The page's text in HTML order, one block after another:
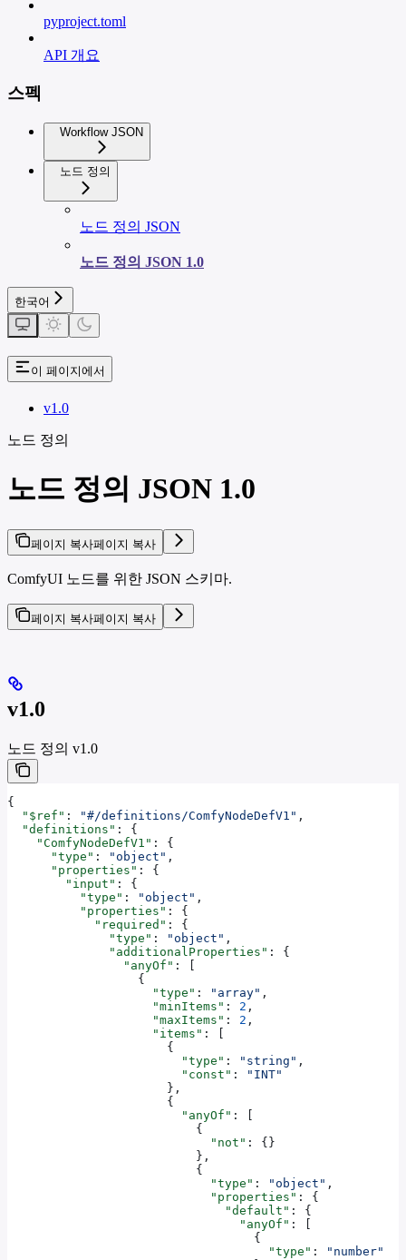
pyproject.toml
API 개요
스펙
Workflow JSON
노드 정의
노드 정의 JSON
노드 정의 JSON 1.0
한국어
이 페이지에서
v1.0
노드 정의
노드 정의 JSON 1.0
페이지 복사페이지 복사
ComfyUI 노드를 위한 JSON 스키마.
페이지 복사페이지 복사
v1.0
노드 정의 v1.0
{
  "$ref"
: "#/definitions/ComfyNodeDefV1" ,
  "definitions"
: {
    "ComfyNodeDefV1"
: {
      "type"
: "object" ,
      "properties"
: {
        "input"
: {
          "type"
: "object" ,
          "properties"
: {
            "required"
: {
              "type"
: "object" ,
              "additionalProperties"
: {
                "anyOf"
: [
                  {
                    "type"
: "array" ,
                    "minItems"
: 2 ,
                    "maxItems"
: 2 ,
                    "items"
: [
                      {
                        "type"
: "string" ,
                        "const"
:
"INT"
                      },
                      {
                        "anyOf"
: [
                          {
                            "not"
: {}
                          },
                          {
                            "type"
: "object" ,
                            "properties"
: {
                              "default"
: {
                                "anyOf"
: [
                                  {
                                    "type"
:
"number"